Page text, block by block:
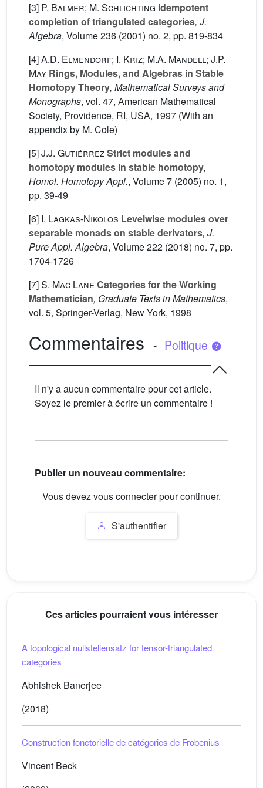
[3] P. Balmer; M. Schlichting Idempotent
completion of triangulated categories, J.
Algebra, Volume 236 (2001) no. 2, pp. 819-834
[4]A.D. Elmendorf; I. Kriz; M.A. Mandell; J.P.
May Rings, Modules, and Algebras in Stable
Homotopy Theory, Mathematical Surveys and
Monographs, vol. 47, American Mathematical
Society, Providence, RI, USA, 1997 (With an
appendix by M. Cole)
[5]J.J. GutiérrezStrict modules and
homotopy modules in stable homotopy,
Homol. Homotopy Appl., Volume 7 (2005) no. 1,
pp. 39-49
[6] I. Lagkas-Nikolos Levelwise modules over
separable monads on stable derivators, J.
Pure Appl. Algebra, Volume 222 (2018) no. 7, pp.
1704-1726
[7]S. Mac Lane Categories for the Working
Mathematician, Graduate Texts in Mathematics,
vol. 5, Springer-Verlag, New York, 1998
Commentaires - Politique
Il n'y a aucun commentaire pour cet article.
Soyez le premier à écrire un commentaire !
Publier un nouveau commentaire:
Vous devez vous connecter pour continuer.
S'authentifier
Ces articles pourraient vous intéresser
A topological nullstellensatz for tensor-triangulated
categories
Abhishek Banerjee
(2018)
Construction fonctorielle de catégories de Frobenius
Vincent Beck